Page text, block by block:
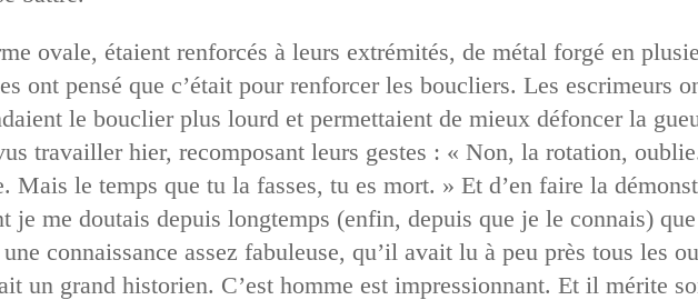
ovale, étaient renforcés à leurs extrémités, de métal forgé en
ont pensé que c’était pour renforcer les boucliers. Les escrimeurs
le bouclier plus lourd et permettaient de mieux défoncer la
travailler hier, recomposant leurs gestes : « Non, la rotation,
Mais le temps que tu la fasses, tu es mort. » Et d’en faire la
je me doutais depuis longtemps (enfin, depuis que je le connais)
connaissance assez fabuleuse, qu’il avait lu à peu près tous les
un grand historien. C’est homme est impressionnant. Et il mérite